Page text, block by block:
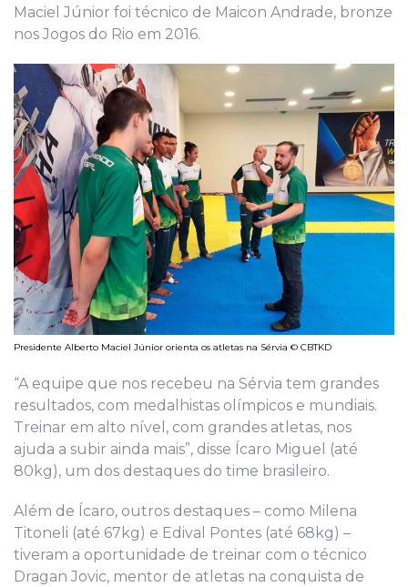
Maciel Júnior foi técnico de Maicon Andrade, bronze
nos Jogos do Rio em 2016.
Presidente Alberto Maciel Júnior orienta os atletas na Sérvia © CBTKD
“A equipe que nos recebeu na Sérvia tem grandes
resultados, com medalhistas olímpicos e mundiais.
Treinar em alto nível, com grandes atletas, nos
ajuda a subir ainda mais”, disse Ícaro Miguel (até
80kg), um dos destaques do time brasileiro.
Além de Ícaro, outros destaques – como Milena
Titoneli (até 67kg) e Edival Pontes (até 68kg) –
tiveram a oportunidade de treinar com o técnico
Dragan Jovic, mentor de atletas na conquista de